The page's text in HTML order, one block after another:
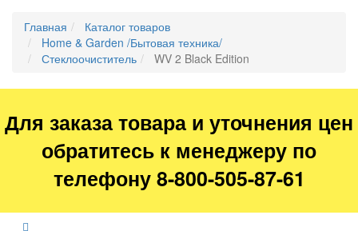
Главная
Каталог товаров
Home & Garden /Бытовая техника/
Стеклоочиститель
WV 2 Black Edition
Для заказа товара и уточнения цен
обратитесь к менеджеру по
телефону 8-800-505-87-61